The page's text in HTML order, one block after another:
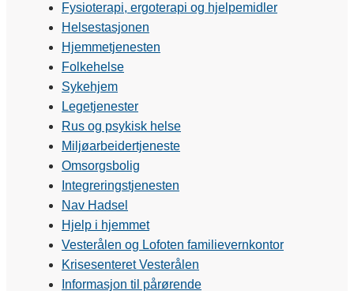
Fysioterapi, ergoterapi og hjelpemidler
Helsestasjonen
Hjemmetjenesten
Folkehelse
Sykehjem
Legetjenester
Rus og psykisk helse
Miljøarbeidertjeneste
Omsorgsbolig
Integreringstjenesten
Nav Hadsel
Hjelp i hjemmet
Vesterålen og Lofoten familievernkontor
Krisesenteret Vesterålen
Informasjon til pårørende